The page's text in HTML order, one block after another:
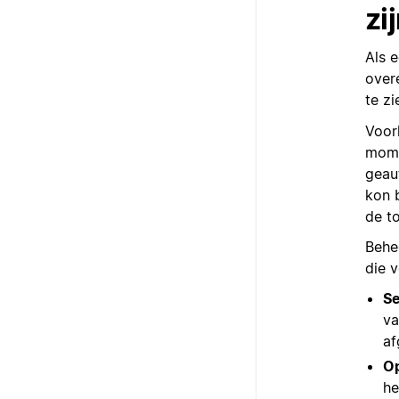
Als
te
kon
de
die